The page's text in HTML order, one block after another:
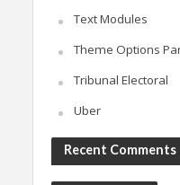
Text Modules
Theme Options
Tribunal Electoral
Uber
Recent Comments